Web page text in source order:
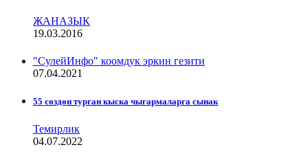
ЖАНАЗЫК
19.03.2016
"СулейИнфо" коомдук эркин гезити
07.04.2021
55 сөздөн турган кыска чыгармаларга сынак
Темирлик
04.07.2022